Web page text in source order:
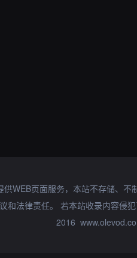
供WEB页面服务，本站不存储、
和法律责任。 若本站收录内容侵
2016